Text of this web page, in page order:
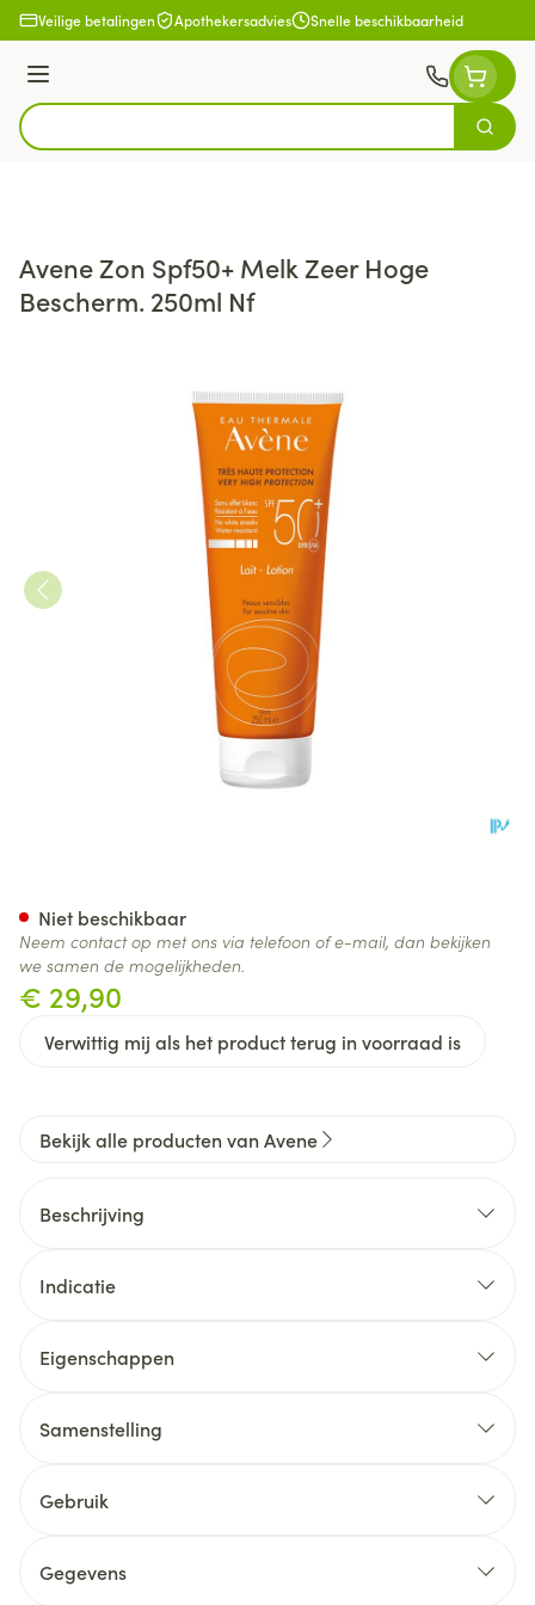
Ga naar de inhoud
Veilige betalingen Apothekersadvies Snelle beschikbaarheid
Menu
Product, merk, categorie...
Zoek
Avene Zon Spf50+ Melk Zeer Hoge
Bescherm. 250ml Nf
€ 29,90
Verwittig mij als het product terug in voorraad is
Niet beschikbaar
Neem contact op met ons via telefoon of e-mail, dan bekijken
we samen de mogelijkheden.
Bekijk alle producten van Avene
Beschrijving
Indicatie
Eigenschappen
Samenstelling
Gebruik
Gegevens